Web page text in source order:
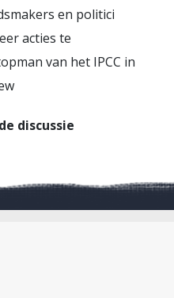
en politici
acties te
van het IPCC in
discussie